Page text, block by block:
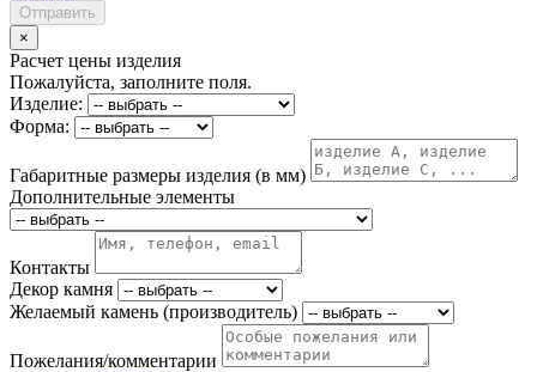
Отправить
×
Расчет цены изделия
Пожалуйста, заполните поля.
Изделие:
Форма:
Габаритные размеры изделия (в мм)
Дополнительные элементы
Контакты
Декор камня
Желаемый камень (производитель)
Пожелания/комментарии